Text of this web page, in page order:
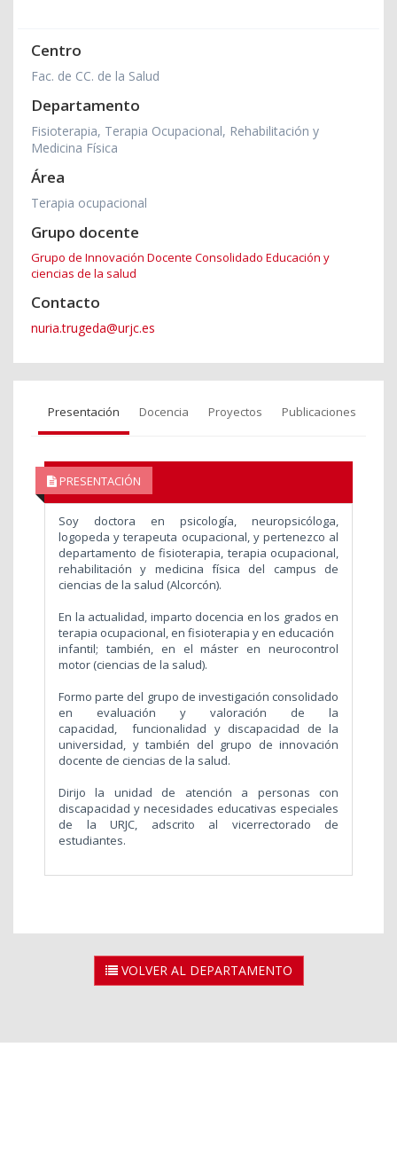
Centro
Fac. de CC. de la Salud
Departamento
Fisioterapia, Terapia Ocupacional, Rehabilitación y
Medicina Física
Área
Terapia ocupacional
Grupo docente
Grupo de Innovación Docente Consolidado Educación y
ciencias de la salud
Contacto
nuria.trugeda@urjc.es
Presentación Docencia Proyectos Publicaciones
PRESENTACIÓN
Soy doctora en psicología, neuropsicóloga,
logopeda y terapeuta ocupacional, y pertenezco al
departamento de fisioterapia, terapia ocupacional,
rehabilitación y medicina física del campus de
ciencias de la salud (Alcorcón).
En la actualidad, imparto docencia en los grados en
terapia ocupacional, en fisioterapia y en educación
infantil; también, en el máster en neurocontrol
motor (ciencias de la salud).
Formo parte del grupo de investigación consolidado
en evaluación y valoración de la
capacidad, funcionalidad y discapacidad de la
universidad, y también del grupo de innovación
docente de ciencias de la salud.
Dirijo la unidad de atención a personas con
discapacidad y necesidades educativas especiales
de la URJC, adscrito al vicerrectorado de
estudiantes.
VOLVER AL DEPARTAMENTO